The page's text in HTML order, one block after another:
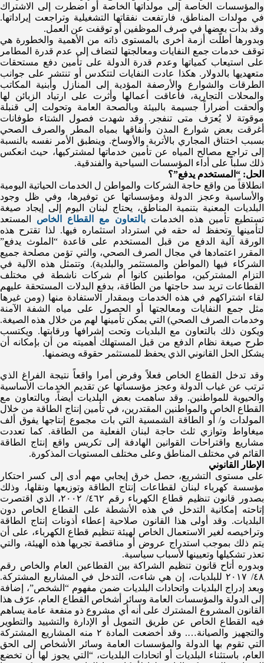
والمؤسسات الخاصة إلى مولداتها الخاصة أو اضطرت إلى الاشتراك
في مولدات المناطق، فارتفعت نفقاتها التشغيلية وتراجعت إيراداتها.
وقد بدأت بعضها في صرف الموظفين أو توقفت عن العمل.
وبدورها أطلّت أزمة أخرى بالمستوى ذاته من الأهمية والخطورة هي
توقف خدمات جمع النفايات ومعالجتها لتضاف إلى عدم قدرة المطامر
على استيعاب كمياتها وعدم قدرة الدولة على تأمين دفع مستحقات
متعهديها بالدولار. هكذا عادت النفايات لتتكدس أو تنتشر على جوانب
الطرقات والشوارع والأرصفة المؤدية إلى المنازل وأبنية المكاتب
والمحلات التجارية، فأعاقت أعمالها وأثرت على ارتياد الزبائن لها
وألحقت أضراراً جسيمة بالبيئة وبالصحة العامة وتحولت إلى قنبلة
موقوتة لا يُعرَف متى تنفجر. وقد شهدت فصول الشتاء طوفانات
أغرقت بعض شوارع المدن وأنفاقها بمياه المطر والصرف الصحي
بسبب اختناق المجاري بالأتربة والأوساخ. وينطبق الأمر نفسه بالنسبة
إلى تراجع مصالح المياه عن تأمين خدماتها لمشتركيها، حيث انعكس
ذلك سلباً على أداء المؤسسات السياحية والفندقية.
الحل: “المستخدم يدفع”؟
انطلاقاً من واقع حاجة الشركات والمواطن ل الخدمات الحياتية اليومية
والأساسية وعجز الدولة ومؤسساتها عن توفيرها، وفي ظل وجود
البلديات المعنية بتنمية المناطق، يحتاج لبنان اليوم إلى إيجاد صيغة
تستطيع تأمين هذه الخدمات بالتعاون مع القطاع الخاص المستعد
لتأمينها وتحفظ له حقه في استرداد استثماره فيها. لذا تقترح هذه
الورقة آلية الدفع من قبل المستخدم على قاعدة “الملوث يدفع”
المقرر اعتمادها في مجال الصرف الصحي، والتي تؤمن مصلحة جميع
الشركاء فيها (المواطن والمستثمر والبلدية). وتتمثل هذه الآلية في
التزام المشتركين، مواطنين كانوا أم شركات ناشطة في مختلف
القطاعات تريد سد حاجتها من الطاقة، بدفع البدلات المستحقة عليهم
لقاء اشتراكهم في هذه الخدمات وبمقدار الاستفادة منها (ومن غيرها
مثل جمع النفايات ومعالجتها أو الحصول على مياه الشفة الآمنة
وخدمات الصرف الصحي) التي يمكن تأمينها لهم من خلال هذه الصيغة.
ويكون ذلك بالتعاون مع البلديات وتحت إشرافها ورقابتها. ويكتسب
طرح صيغة نظام الدفع من قبل المستهلك أهميته من أن بإمكانه أن
يشكل الحل القانوني الذي يحفظ للمستثمر حقوقه ويضمنها.
وقد تدخل القطاع الخاص فعلاً وفرض أمرا واقعاً نتيجة الفراغ الذي
ترتب عن غياب الدولة وعجز مؤسساتها عن تقديم الخدمات الأساسية
والحيوية للمواطنين. وقد ساهمت بعض البلديات أيضاً، وبالتعاون مع
القطاع الخاص والمواطنين المقتدرين، في تأمين إنتاج الطاقة من خلال
المولدات و/ أو الطاقة الشمسية التي بات مجموع إنتاجها يفوق ألف
ميغاواط وتوازي ثلث حاجة لبنان الفعلية من الطاقة. كما تعددت
مشاريع واقتراحات القوانين الهادفة إلى تكريس واقع إنتاج الطاقة
القائم في مختلف المناطق وعلى مختلف المستويات المذكورة.
الإطار القانوني
على مستوى التشريع، حصل خرق إيجابي مهم أدى إلى كسر احتكار
مؤسسة كهرباء لبنان لقطاعات إنتاج الطاقة وتوزيعها ونقلها، وذلك
بصدور قانون تنظيم قطاع الكهرباء رقم ٤٦٢/ ٢٠٠٢، الذي اقتصرت
إتاحته إمكانية التدخل في هذه الأنشطة على القطاع الخاص دون
البلديات. وقد أولى هذا القانون صلاحية إعطاء أذونات إنتاج الطاقة
وتراخيصه لغير الاستعمال الخاص لهيئة تنظيم قطاع الكهرباء، على أن
يتم ذلك بموجب استدراج عروض أو مناقصة تجريها هذه الهيئة، والتي
تعذر تشكيلها وتعيينها لأسباب سياسية.
وبدوره أتاح قانون تنظيم الشراكة بين القطاعين العام والخاص رقم
٤٨/ ٢٠١٧ للبلديات، إن هي شاءت، التدخل في المشاريع المشتركة.
وبعد إدراج البلديات واتحادات البلديات ضمن مفهوم “الشخص”، إضافة
إلى الدولة والمؤسسات العامة وسائر أشخاص القطاع العام، عرّف هذا
القانون المشروع المشترك على أنه أي مشروع ذو منفعة عامة يساهم
فيه القطاع الخاص عن طريق التمويل أو الإدارة والتشييد والتطوير
والتجهيز والصيانة…. وقد أخضعت المادة ٢ منه المشاريع المشتركة
التي تقوم بها الدولة والمؤسسات العامة وسائر الأشخاص إلى الحق
العام، باستثناء البلديات أو اتحادات البلديات، “التي يجوز لها أن تخضع